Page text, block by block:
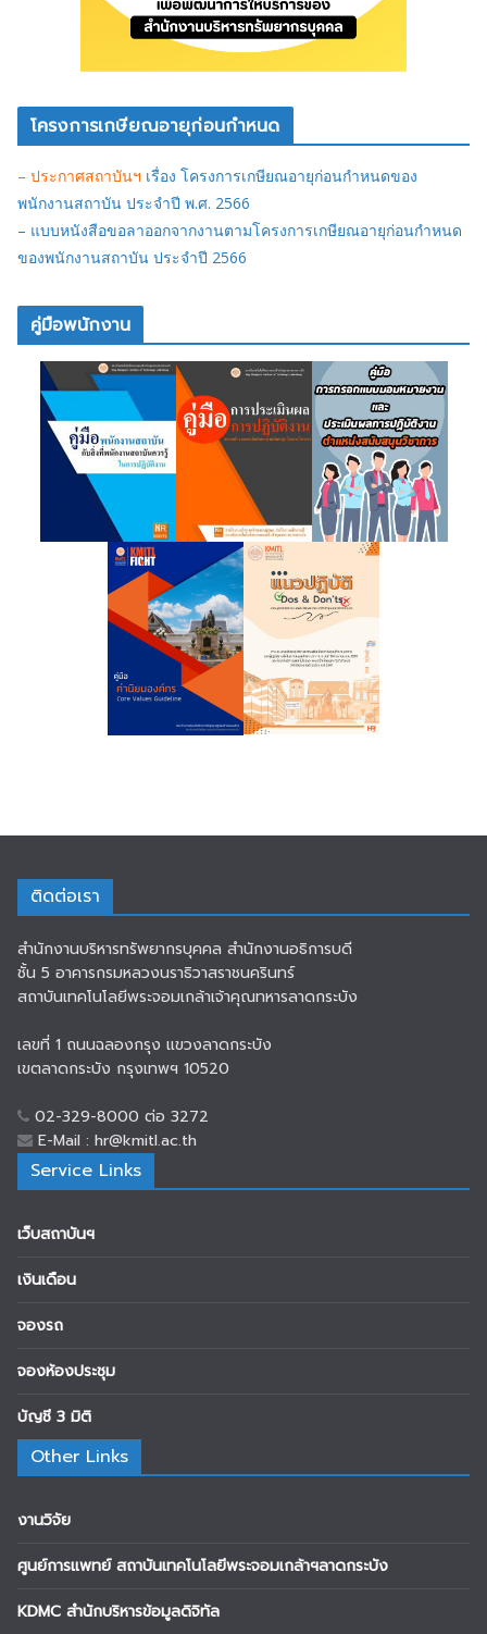
โครงการเกษียณอายุก่อนกำหนด
– ประกาศสถาบันฯ เรื่อง โครงการเกษียณอายุก่อนกำหนดของ
พนักงานสถาบัน ประจำปี พ.ศ. 2566
– แบบหนังสือขอลาออกจากงานตามโครงการเกษียณอายุก่อนกำหนด
ของพนักงานสถาบัน ประจำปี 2566
คู่มือพนักงาน
ติดต่อเรา
สำนักงานบริหารทรัพยากรบุคคล สำนักงานอธิการบดี
ชั้น 5 อาคารกรมหลวงนราธิวาสราชนครินทร์
สถาบันเทคโนโลยีพระจอมเกล้าเจ้าคุณทหารลาดกระบัง
เลขที่ 1 ถนนฉลองกรุง แขวงลาดกระบัง
เขตลาดกระบัง กรุงเทพฯ 10520
02-329-8000 ต่อ 3272
E-Mail : hr@kmitl.ac.th
Service Links
เว็บสถาบันฯ
เงินเดือน
จองรถ
จองห้องประชุม
บัญชี 3 มิติ
Other Links
งานวิจัย
ศูนย์การแพทย์ สถาบันเทคโนโลยีพระจอมเกล้าฯลาดกระบัง
KDMC สำนักบริหารข้อมูลดิจิทัล